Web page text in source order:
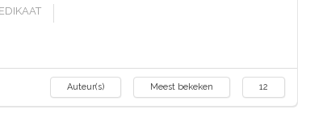
Auteur(s) Meest bekeken 12